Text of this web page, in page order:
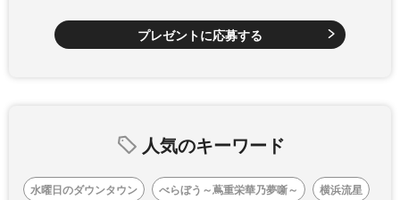
プレゼントに応募する
人気のキーワード
水曜日のダウンタウン べらぼう～蔦重栄華乃夢噺～
横浜流星